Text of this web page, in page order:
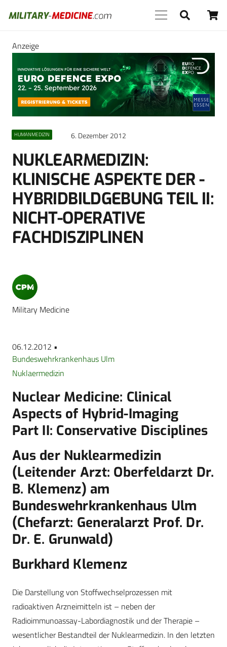
Anzeige
HUMANMEDIZIN 6. Dezember 2012
NUKLEARMEDIZIN:
KLINISCHE ASPEKTE DER ­
HYBRIDBILDGEBUNG TEIL II:
NICHT-OPERATIVE
FACHDISZIPLINEN
Military Medicine
06.12.2012 •
Bundeswehrkrankenhaus Ulm
Nuklaermedizin
Nuclear Medicine: Clinical
Aspects of Hybrid-Imaging
Part II: Conservative Disciplines
Aus der Nuklearmedizin
(Leitender Arzt: Oberfeldarzt Dr.
B. Klemenz) am
Bundeswehrkrankenhaus Ulm
(Chefarzt: Generalarzt Prof. Dr.
Dr. E. Grunwald)
Burkhard Klemenz
Die Darstellung von Stoffwechselprozessen mit
radioaktiven Arzneimitteln ist – neben der
Radioimmunoassay-Labordiagnostik und der Therapie –
wesentlicher Bestandteil der Nuklearmedizin. In den letzten